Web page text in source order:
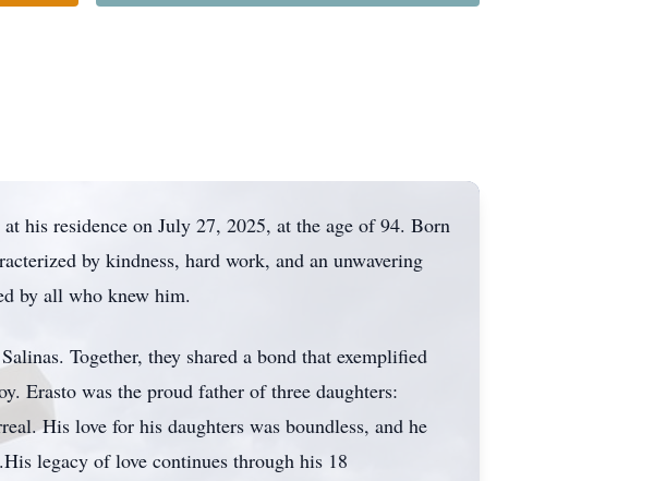
his residence on July 27, 2025, at the age of 94. Born
by kindness, hard work, and an unwavering
by all who knew him.
Together, they shared a bond that exemplified
Erasto was the proud father of three daughters:
His love for his daughters was boundless, and he
legacy of love continues through his 18